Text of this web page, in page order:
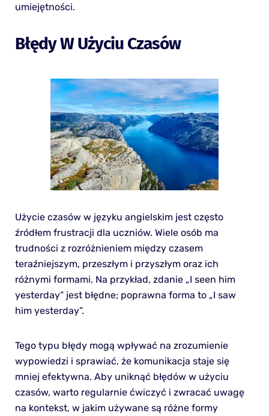
umiejętności.
Błędy W Użyciu Czasów
Użycie czasów w języku angielskim jest często
źródłem frustracji dla uczniów. Wiele osób ma
trudności z rozróżnieniem między czasem
teraźniejszym, przeszłym i przyszłym oraz ich
różnymi formami. Na przykład, zdanie „I seen him
yesterday” jest błędne; poprawna forma to „I saw
him yesterday”.
Tego typu błędy mogą wpływać na zrozumienie
wypowiedzi i sprawiać, że komunikacja staje się
mniej efektywna. Aby uniknąć błędów w użyciu
czasów, warto regularnie ćwiczyć i zwracać uwagę
na kontekst, w jakim używane są różne formy